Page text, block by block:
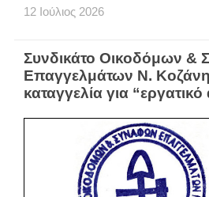
12 Ιούλιος 2026
Συνδικάτο Οικοδόμων &
Επαγγελμάτων Ν.
καταγγελία για